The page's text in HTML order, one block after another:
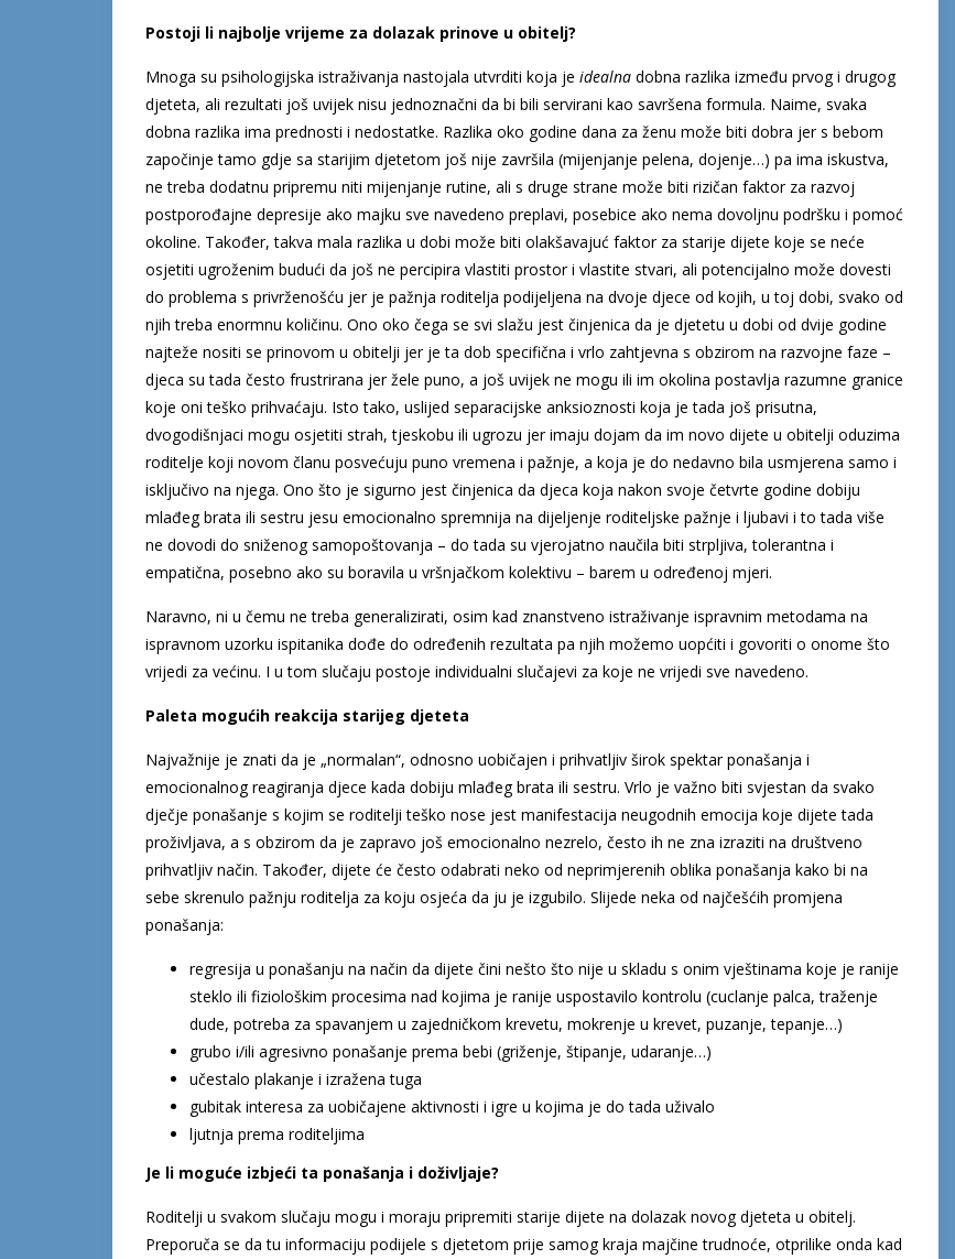
Postoji li najbolje vrijeme za dolazak prinove u obitelj?
Mnoga su psihologijska istraživanja nastojala utvrditi koja je idealna dobna razlika između prvog i drugog
djeteta, ali rezultati još uvijek nisu jednoznačni da bi bili servirani kao savršena formula. Naime, svaka
dobna razlika ima prednosti i nedostatke. Razlika oko godine dana za ženu može biti dobra jer s bebom
započinje tamo gdje sa starijim djetetom još nije završila (mijenjanje pelena, dojenje…) pa ima iskustva,
ne treba dodatnu pripremu niti mijenjanje rutine, ali s druge strane može biti rizičan faktor za razvoj
postporođajne depresije ako majku sve navedeno preplavi, posebice ako nema dovoljnu podršku i pomoć
okoline. Također, takva mala razlika u dobi može biti olakšavajuć faktor za starije dijete koje se neće
osjetiti ugroženim budući da još ne percipira vlastiti prostor i vlastite stvari, ali potencijalno može dovesti
do problema s privrženošću jer je pažnja roditelja podijeljena na dvoje djece od kojih, u toj dobi, svako od
njih treba enormnu količinu. Ono oko čega se svi slažu jest činjenica da je djetetu u dobi od dvije godine
najteže nositi se prinovom u obitelji jer je ta dob specifična i vrlo zahtjevna s obzirom na razvojne faze –
djeca su tada često frustrirana jer žele puno, a još uvijek ne mogu ili im okolina postavlja razumne granice
koje oni teško prihvaćaju. Isto tako, uslijed separacijske anksioznosti koja je tada još prisutna,
dvogodišnjaci mogu osjetiti strah, tjeskobu ili ugrozu jer imaju dojam da im novo dijete u obitelji oduzima
roditelje koji novom članu posvećuju puno vremena i pažnje, a koja je do nedavno bila usmjerena samo i
isključivo na njega. Ono što je sigurno jest činjenica da djeca koja nakon svoje četvrte godine dobiju
mlađeg brata ili sestru jesu emocionalno spremnija na dijeljenje roditeljske pažnje i ljubavi i to tada više
ne dovodi do sniženog samopoštovanja – do tada su vjerojatno naučila biti strpljiva, tolerantna i
empatična, posebno ako su boravila u vršnjačkom kolektivu – barem u određenoj mjeri.
Naravno, ni u čemu ne treba generalizirati, osim kad znanstveno istraživanje ispravnim metodama na
ispravnom uzorku ispitanika dođe do određenih rezultata pa njih možemo uopćiti i govoriti o onome što
vrijedi za većinu. I u tom slučaju postoje individualni slučajevi za koje ne vrijedi sve navedeno.
Paleta mogućih reakcija starijeg djeteta
Najvažnije je znati da je „normalan“, odnosno uobičajen i prihvatljiv širok spektar ponašanja i
emocionalnog reagiranja djece kada dobiju mlađeg brata ili sestru. Vrlo je važno biti svjestan da svako
dječje ponašanje s kojim se roditelji teško nose jest manifestacija neugodnih emocija koje dijete tada
proživljava, a s obzirom da je zapravo još emocionalno nezrelo, često ih ne zna izraziti na društveno
prihvatljiv način. Također, dijete će često odabrati neko od neprimjerenih oblika ponašanja kako bi na
sebe skrenulo pažnju roditelja za koju osjeća da ju je izgubilo. Slijede neka od najčešćih promjena
ponašanja:
regresija u ponašanju na način da dijete čini nešto što nije u skladu s onim vještinama koje je ranije
steklo ili fiziološkim procesima nad kojima je ranije uspostavilo kontrolu (cuclanje palca, traženje
dude, potreba za spavanjem u zajedničkom krevetu, mokrenje u krevet, puzanje, tepanje…)
grubo i/ili agresivno ponašanje prema bebi (griženje, štipanje, udaranje…)
učestalo plakanje i izražena tuga
gubitak interesa za uobičajene aktivnosti i igre u kojima je do tada uživalo
ljutnja prema roditeljima
Je li moguće izbjeći ta ponašanja i doživljaje?
Roditelji u svakom slučaju mogu i moraju pripremiti starije dijete na dolazak novog djeteta u obitelj.
Preporuča se da tu informaciju podijele s djetetom prije samog kraja majčine trudnoće, otprilike onda kad